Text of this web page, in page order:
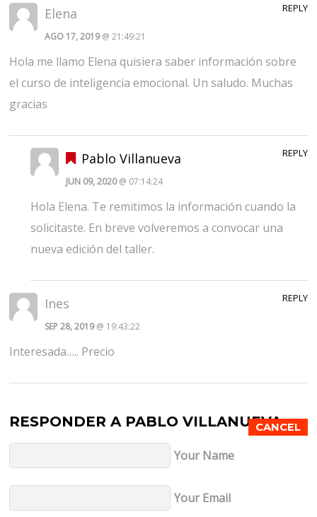
Elena
AGO 17, 2019@ 21:49:21
Hola me llamo Elena quisiera saber información sobre
el curso de inteligencia emocional. Un saludo. Muchas
gracias
REPLY
Pablo Villanueva
JUN 09, 2020@ 07:14:24
Hola Elena. Te remitimos la información cuando la
solicitaste. En breve volveremos a convocar una
nueva edición del taller.
REPLY
Ines
SEP 28, 2019@ 19:43:22
Interesada….. Precio
REPLY
RESPONDER A PABLO VILLANUEVA
CANCEL
Your Name
Your Email